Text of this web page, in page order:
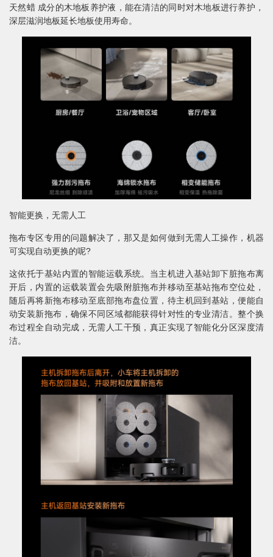
天然蜡 成分的木地板养护液，能在清洁的同时对木地板进行养护，
深层滋润地板延长地板使用寿命。
智能更换，无需人工
拖布专区专用的问题解决了，那又是如何做到无需人工操作，机器
可实现自动更换的呢?
这依托于基站内置的智能运载系统。当主机进入基站卸下脏拖布离
开后，内置的运载装置会先吸附脏拖布并移动至基站拖布空位处，
随后再将新拖布移动至底部拖布盘位置，待主机回到基站，便能自
动安装新拖布，确保不同区域都能获得针对性的专业清洁。整个换
布过程全自动完成，无需人工干预，真正实现了智能化分区深度清
洁。